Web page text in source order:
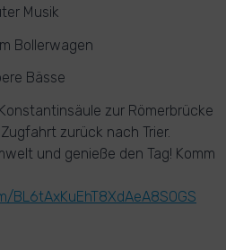
Musik
Bollerwagen
Bässe
zur Römerbrücke
zurück nach Trier.
und genieße den Tag! Komm